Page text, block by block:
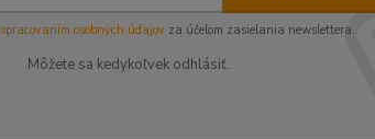
spracovaním osobných údajovza účelom zasielania newslettera.
Môžete sa kedykoľvek odhlásiť.